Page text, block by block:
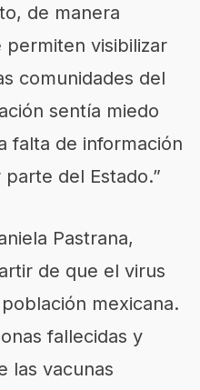
de manera
permiten visibilizar
comunidades del
sentía miedo
falta de información
del Estado.”
Pastrana,
de que el virus
mexicana.
fallecidas y
las vacunas